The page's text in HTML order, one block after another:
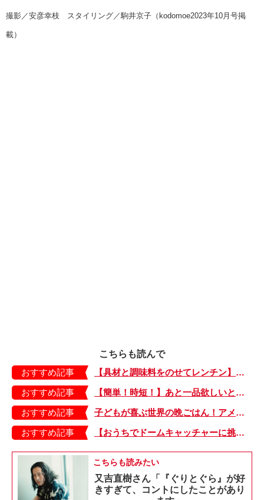
撮影／安彦幸枝 スタイリング／駒井京子（kodomoe2023年10月号掲
載）
こちらも読んで
おすすめ記事
【具材と調味料をのせてレンチン】ケチャップ×バターの王道味！「うどんナポリタン」のできあがり♪
おすすめ記事
【簡単！時短！】あと一品欲しいときにおすすめの「卵とレタスの炒めもの」のレシピ
おすすめ記事
子どもが喜ぶ世界の晩ごはん！アメリカのフライドチキン＆フライドポテト
おすすめ記事
【おうちでドームキャッチャーに挑戦だ】アンパンマン わくわくドームキャッチャー
こちらも読みたい
又吉直樹さん「『ぐりとぐら』が好
きすぎて、コントにしたことがあり